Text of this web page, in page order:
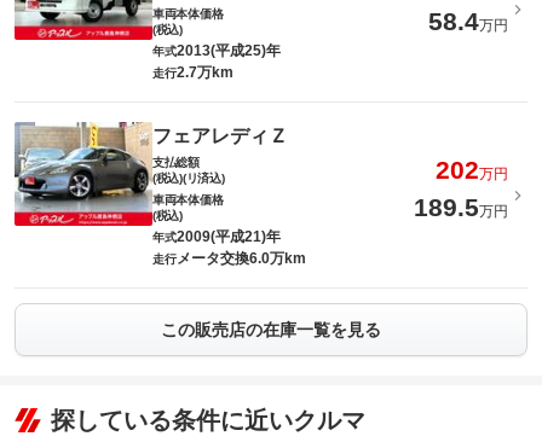
車両本体価格
(税込)
58.4万円
年式2013(平成25)年
走行2.7万km
フェアレディＺ
支払総額
(税込)(リ済込)
202万円
車両本体価格
(税込)
189.5万円
年式2009(平成21)年
走行メータ交換6.0万km
この販売店の在庫一覧を見る
探している条件に近いクルマ